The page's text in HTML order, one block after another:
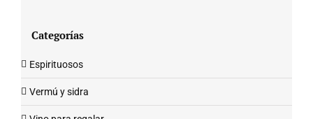
Categorías
Espirituosos
Vermú y sidra